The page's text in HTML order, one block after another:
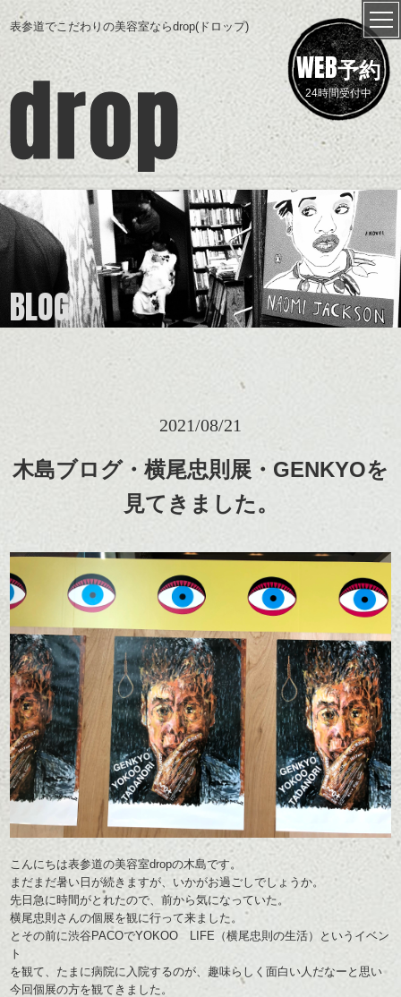
表参道でこだわりの美容室ならdrop(ドロップ)
WEB予約
24時間受付中
BLOG
2021/08/21
木島ブログ・横尾忠則展・GENKYOを
見てきました。
こんにちは表参道の美容室dropの木島です。
まだまだ暑い日が続きますが、いかがお過ごしでしょうか。
先日急に時間がとれたので、前から気になっていた。
横尾忠則さんの個展を観に行って来ました。
とその前に渋谷PACOでYOKOO LIFE（横尾忠則の生活）というイベン
ト
を観て、たまに病院に入院するのが、趣味らしく面白い人だなーと思い
今回個展の方を観てきました。